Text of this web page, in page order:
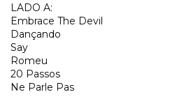
LADO A:
Embrace The Devil
Dançando
Say
Romeu
20 Passos
Ne Parle Pas